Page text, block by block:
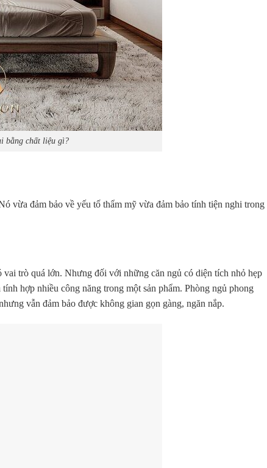
bằng chất liệu gì?
vừa đảm bảo về yếu tố thẩm mỹ vừa đảm bảo tính tiện nghi trong
trò quá lớn. Nhưng đối với những căn ngủ có diện tích nhỏ hẹp
hợp nhiều công năng trong một sản phẩm. Phòng ngủ phong
vẫn đảm bảo được không gian gọn gàng, ngăn nắp.